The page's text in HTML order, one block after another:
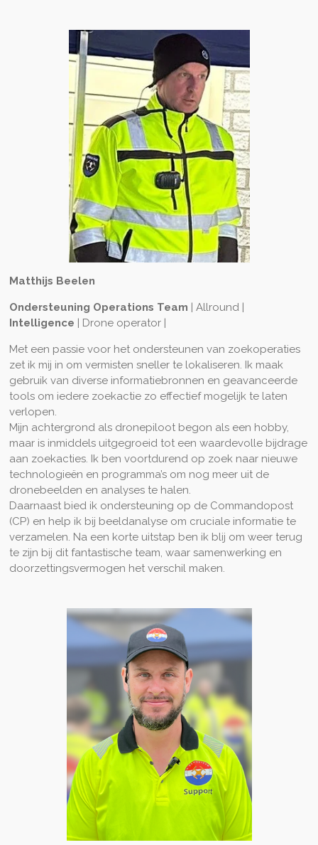
Matthijs Beelen
Ondersteuning Operations Team | Allround |
Intelligence | Drone operator |
Met een passie voor het ondersteunen van zoekoperaties
zet ik mij in om vermisten sneller te lokaliseren. Ik maak
gebruik van diverse informatiebronnen en geavanceerde
tools om iedere zoekactie zo effectief mogelijk te laten
verlopen.
Mijn achtergrond als dronepiloot begon als een hobby,
maar is inmiddels uitgegroeid tot een waardevolle bijdrage
aan zoekacties. Ik ben voortdurend op zoek naar nieuwe
technologieën en programma’s om nog meer uit de
dronebeelden en analyses te halen.
Daarnaast bied ik ondersteuning op de Commandopost
(CP) en help ik bij beeldanalyse om cruciale informatie te
verzamelen. Na een korte uitstap ben ik blij om weer terug
te zijn bij dit fantastische team, waar samenwerking en
doorzettingsvermogen het verschil maken.